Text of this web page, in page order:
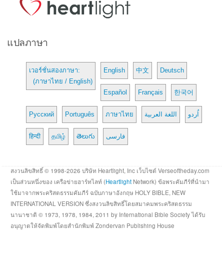
แปลภาษา
เวอร์ชั่นสองภาษา:
(ภาษาไทย / English)
English 中文 Deutsch
Español Français 한국어
Русский Português ภาษาไทย اللغة العربية اُردو
हिन्दी தமிழ் తెలుగు فارسی
สงวนลิขสิทธิ์ © 1998-2026 บริษัท Heartlight, Inc เว็บไซต์ Verseoftheday.com
เป็นส่วนหนึ่งของ เครือข่ายฮาร์ทไลท์ (Heartlight Network) ข้อพระคัมภีร์ที่นำมา
ใช้มาจากพระคริสตธรรมคัมภีร์ ฉบับภาษาอังกฤษ HOLY BIBLE, NEW
INTERNATIONAL VERSION ซึ่งสงวนลิขสิทธิ์โดยสมาคมพระคริสตธรรม
นานาชาติ © 1973, 1978, 1984, 2011 by International Bible Society ได้รับ
อนุญาตให้จัดพิมพ์โดยสำนักพิมพ์ Zondervan Publishing House